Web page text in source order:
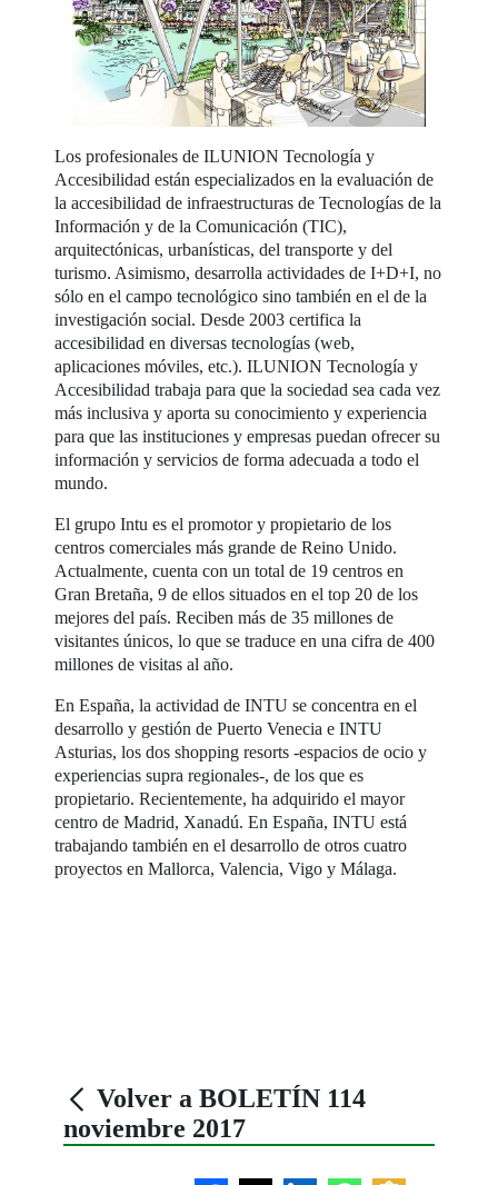
Los profesionales de ILUNION Tecnología y
Accesibilidad están especializados en la evaluación de
la accesibilidad de infraestructuras de Tecnologías de la
Información y de la Comunicación (TIC),
arquitectónicas, urbanísticas, del transporte y del
turismo. Asimismo, desarrolla actividades de I+D+I, no
sólo en el campo tecnológico sino también en el de la
investigación social. Desde 2003 certifica la
accesibilidad en diversas tecnologías (web,
aplicaciones móviles, etc.). ILUNION Tecnología y
Accesibilidad trabaja para que la sociedad sea cada vez
más inclusiva y aporta su conocimiento y experiencia
para que las instituciones y empresas puedan ofrecer su
información y servicios de forma adecuada a todo el
mundo.
El grupo Intu es el promotor y propietario de los
centros comerciales más grande de Reino Unido.
Actualmente, cuenta con un total de 19 centros en
Gran Bretaña, 9 de ellos situados en el top 20 de los
mejores del país. Reciben más de 35 millones de
visitantes únicos, lo que se traduce en una cifra de 400
millones de visitas al año.
En España, la actividad de INTU se concentra en el
desarrollo y gestión de Puerto Venecia e INTU
Asturias, los dos shopping resorts -espacios de ocio y
experiencias supra regionales-, de los que es
propietario. Recientemente, ha adquirido el mayor
centro de Madrid, Xanadú. En España, INTU está
trabajando también en el desarrollo de otros cuatro
proyectos en Mallorca, Valencia, Vigo y Málaga.
Volver a BOLETÍN 114
noviembre 2017